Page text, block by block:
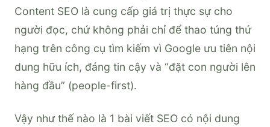
Content SEO là cung cấp giá trị thực sự cho
người đọc, chứ không phải chỉ để thao túng thứ
hạng trên công cụ tìm kiếm vì Google ưu tiên nội
dung hữu ích, đáng tin cậy và “đặt con người lên
hàng đầu” (people-first).
Vậy như thế nào là 1 bài viết SEO có nội dung